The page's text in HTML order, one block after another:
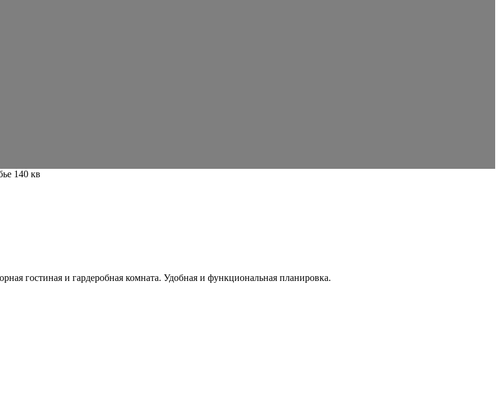
140 кв
гостиная и гардеробная комната. Удобная и функциональная планировка.